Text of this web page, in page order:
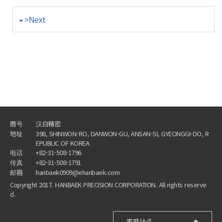
>Next
商号
汉白精密
地址
398, SHINWON-RO, DANWON-GU, ANSAN-SI, GYEONGGI-DO, R
EPUBLIC OF KOREA
电话
+82-31-508-1796
传真
+82-31-508-1791
邮箱
hanbaek0909@ehanbaek.com
Copyright 2017. HANBAEK PRECISION CORPORATION. All rights reserve
d.